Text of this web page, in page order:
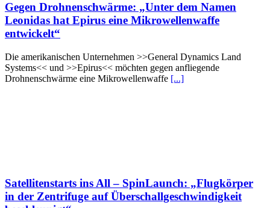
Gegen Drohnenschwärme: „Unter dem Namen
Leonidas hat Epirus eine Mikrowellenwaffe
entwickelt“
Die amerikanischen Unternehmen >>General Dynamics Land
Systems<< und >>Epirus<< möchten gegen anfliegende
Drohnenschwärme eine Mikrowellenwaffe [...]
Satellitenstarts ins All – SpinLaunch: „Flugkörper
in der Zentrifuge auf Überschallgeschwindigkeit